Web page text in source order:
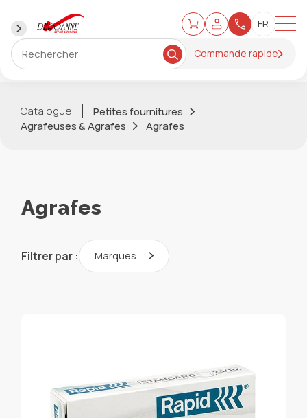
Commande rapide
Catalogue
Petites fournitures
Agrafeuses & Agrafes
Agrafes
Agrafes
Filtrer par : Marques